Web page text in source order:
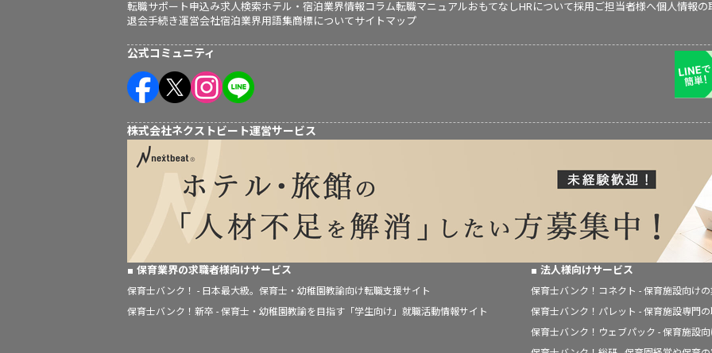
転職サポート申込み求人検索ホテル・宿泊業界情報コラム転職マニュアルおもてなしHRについて採用ご担当者様へ個人情報の
退会手続き運営会社宿泊業界用語集商標についてサイトマップ
公式コミュニティ
株式会社ネクストビート運営サービス
保育業界の求職者様向けサービス
保育士バンク！ - 日本最大級。保育士・幼稚園教諭向け転職支援サイト
保育士バンク！新卒 - 保育士・幼稚園教諭を目指す「学生向け」就職活動情報サイト
法人様向けサービス
保育士バンク！コネクト - 保育施設向け
保育士バンク！パレット - 保育施設専門
保育士バンク！ウェブパック - 保育施設